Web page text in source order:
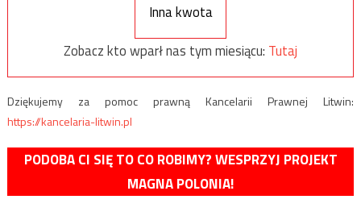
Inna kwota
Zobacz kto wparł nas tym miesiącu: Tutaj
Dziękujemy za pomoc prawną Kancelarii Prawnej Litwin:
https://kancelaria-litwin.pl
PODOBA CI SIĘ TO CO ROBIMY? WESPRZYJ PROJEKT
MAGNA POLONIA!